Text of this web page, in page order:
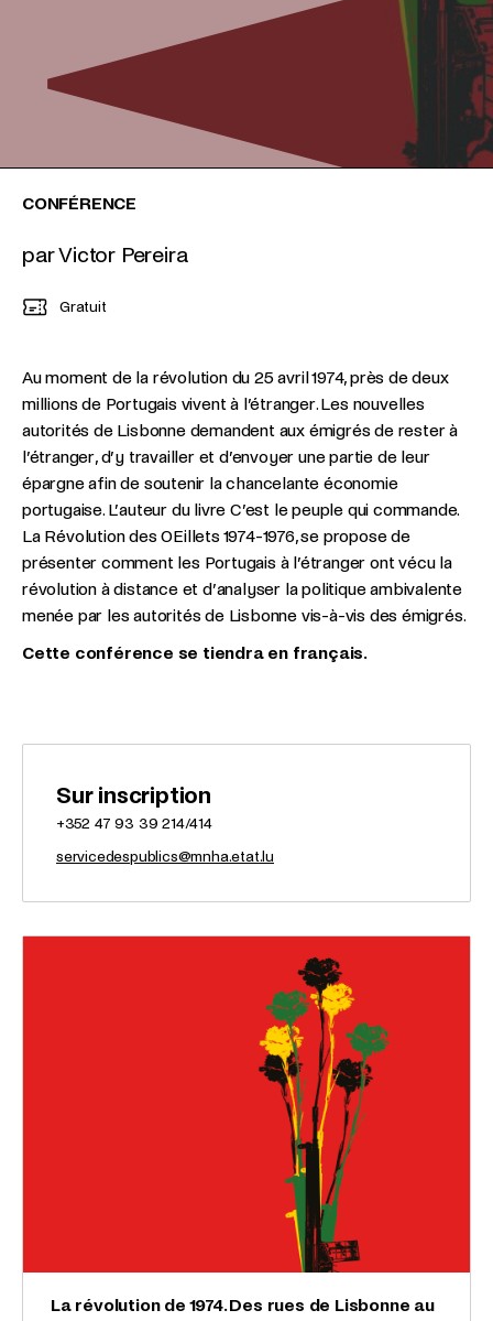
CONFÉRENCE
par Victor Pereira
Gratuit
Au moment de la révolution du 25 avril 1974, près de deux
millions de Portugais vivent à l’étranger. Les nouvelles
autorités de Lisbonne demandent aux émigrés de rester à
l’étranger, d’y travailler et d’envoyer une partie de leur
épargne afin de soutenir la chancelante économie
portugaise. L’auteur du livre C’est le peuple qui commande.
La Révolution des OEillets 1974-1976, se propose de
présenter comment les Portugais à l’étranger ont vécu la
révolution à distance et d’analyser la politique ambivalente
menée par les autorités de Lisbonne vis-à-vis des émigrés.
Cette conférence se tiendra en français.
Sur inscription
+352 47 93 39 214/414
servicedespublics@mnha.etat.lu
La révolution de 1974. Des rues de Lisbonne au